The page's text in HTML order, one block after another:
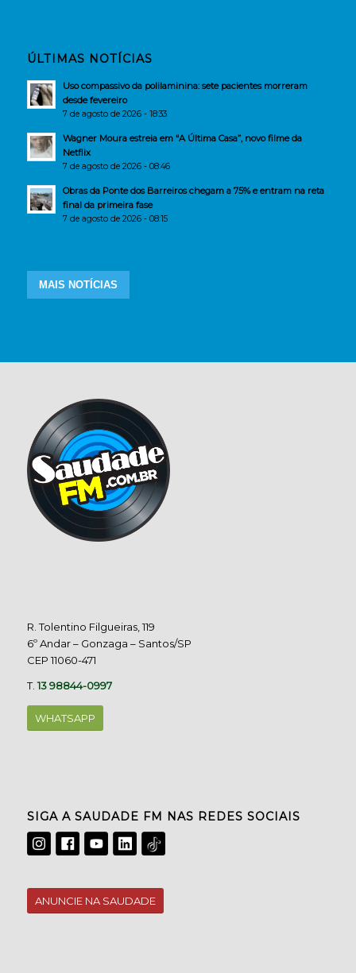
ÚLTIMAS NOTÍCIAS
Uso compassivo da polilaminina: sete pacientes morreram
desde fevereiro
7 de agosto de 2026 - 18:33
Wagner Moura estreia em “A Última Casa”, novo filme da
Netflix
7 de agosto de 2026 - 08:46
Obras da Ponte dos Barreiros chegam a 75% e entram na reta
final da primeira fase
7 de agosto de 2026 - 08:15
MAIS NOTÍCIAS
R. Tolentino Filgueiras, 119
6º Andar – Gonzaga – Santos/SP
CEP 11060-471
T.13 98844-0997
WHATSAPP
SIGA A SAUDADE FM NAS REDES SOCIAIS
ANUNCIE NA SAUDADE